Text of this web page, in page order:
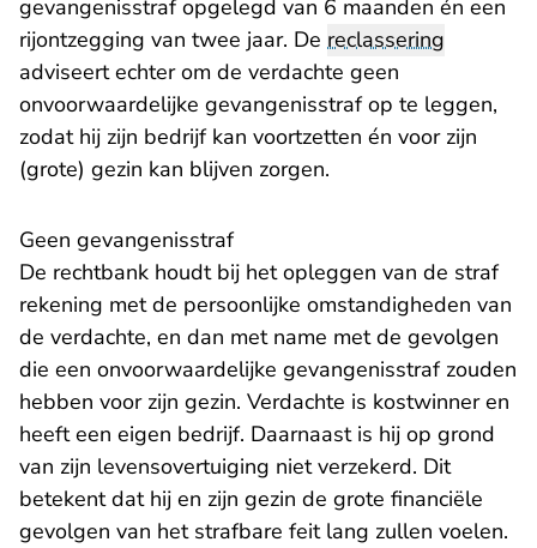
gevangenisstraf opgelegd van 6 maanden én een
rijontzegging van twee jaar. De reclassering
adviseert echter om de verdachte geen
onvoorwaardelijke gevangenisstraf op te leggen,
zodat hij zijn bedrijf kan voortzetten én voor zijn
(grote) gezin kan blijven zorgen.
Geen gevangenisstraf
De rechtbank houdt bij het opleggen van de straf
rekening met de persoonlijke omstandigheden van
de verdachte, en dan met name met de gevolgen
die een onvoorwaardelijke gevangenisstraf zouden
hebben voor zijn gezin. Verdachte is kostwinner en
heeft een eigen bedrijf. Daarnaast is hij op grond
van zijn levensovertuiging niet verzekerd. Dit
betekent dat hij en zijn gezin de grote financiële
gevolgen van het strafbare feit lang zullen voelen.